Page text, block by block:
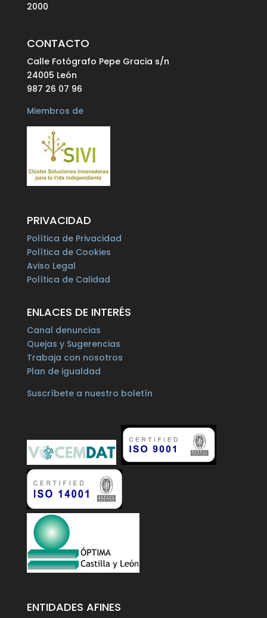
2000
CONTACTO
Calle Fotógrafo Pepe Gracia s/n
24005 León
987 26 07 96
Miembros de
PRIVACIDAD
Política de Privacidad
Política de Cookies
Aviso Legal
Política de Calidad
ENLACES DE INTERÉS
Canal denuncias
Quejas y Sugerencias
Trabaja con nosotros
Plan de igualdad
Suscríbete a nuestro boletín
ENTIDADES AFINES